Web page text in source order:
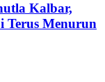
Kalbar,
Menurun